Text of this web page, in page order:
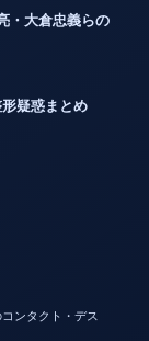
・大倉忠義らの
疑惑まとめ
ンタクト・デス